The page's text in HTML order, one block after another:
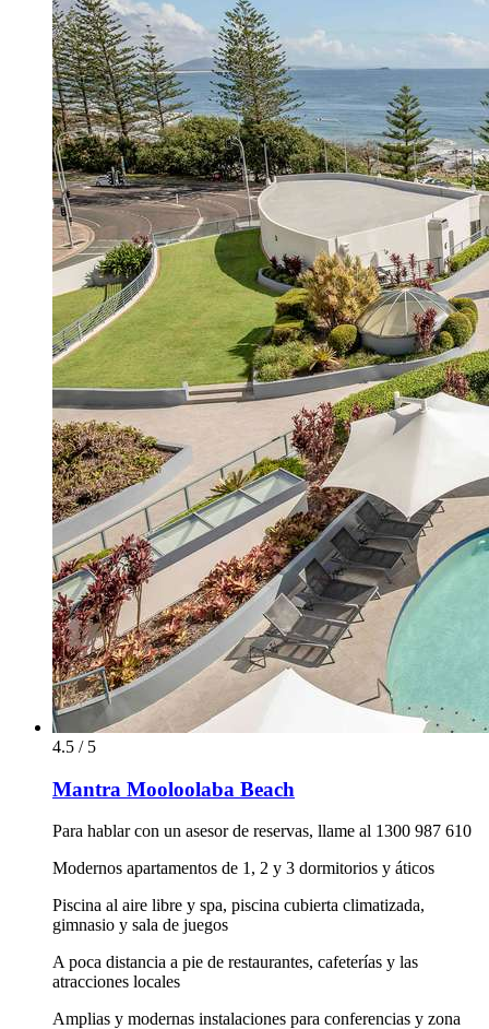
4.5 / 5
Mantra Mooloolaba Beach
Para hablar con un asesor de reservas, llame al 1300 987 610
Modernos apartamentos de 1, 2 y 3 dormitorios y áticos
Piscina al aire libre y spa, piscina cubierta climatizada,
gimnasio y sala de juegos
A poca distancia a pie de restaurantes, cafeterías y las
atracciones locales
Amplias y modernas instalaciones para conferencias y zona